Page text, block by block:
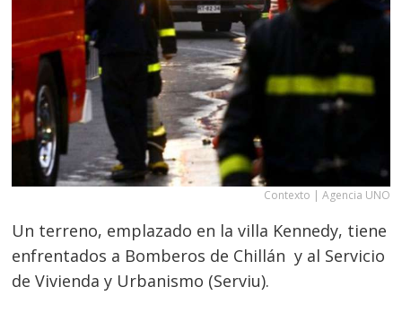
Contexto | Agencia UNO
Un terreno, emplazado en la villa Kennedy, tiene
enfrentados a Bomberos de Chillán y al Servicio
de Vivienda y Urbanismo (Serviu).